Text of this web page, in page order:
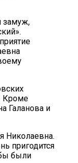
замуж,
Кроме
Галанова и
Николаевна.
пригодится
были